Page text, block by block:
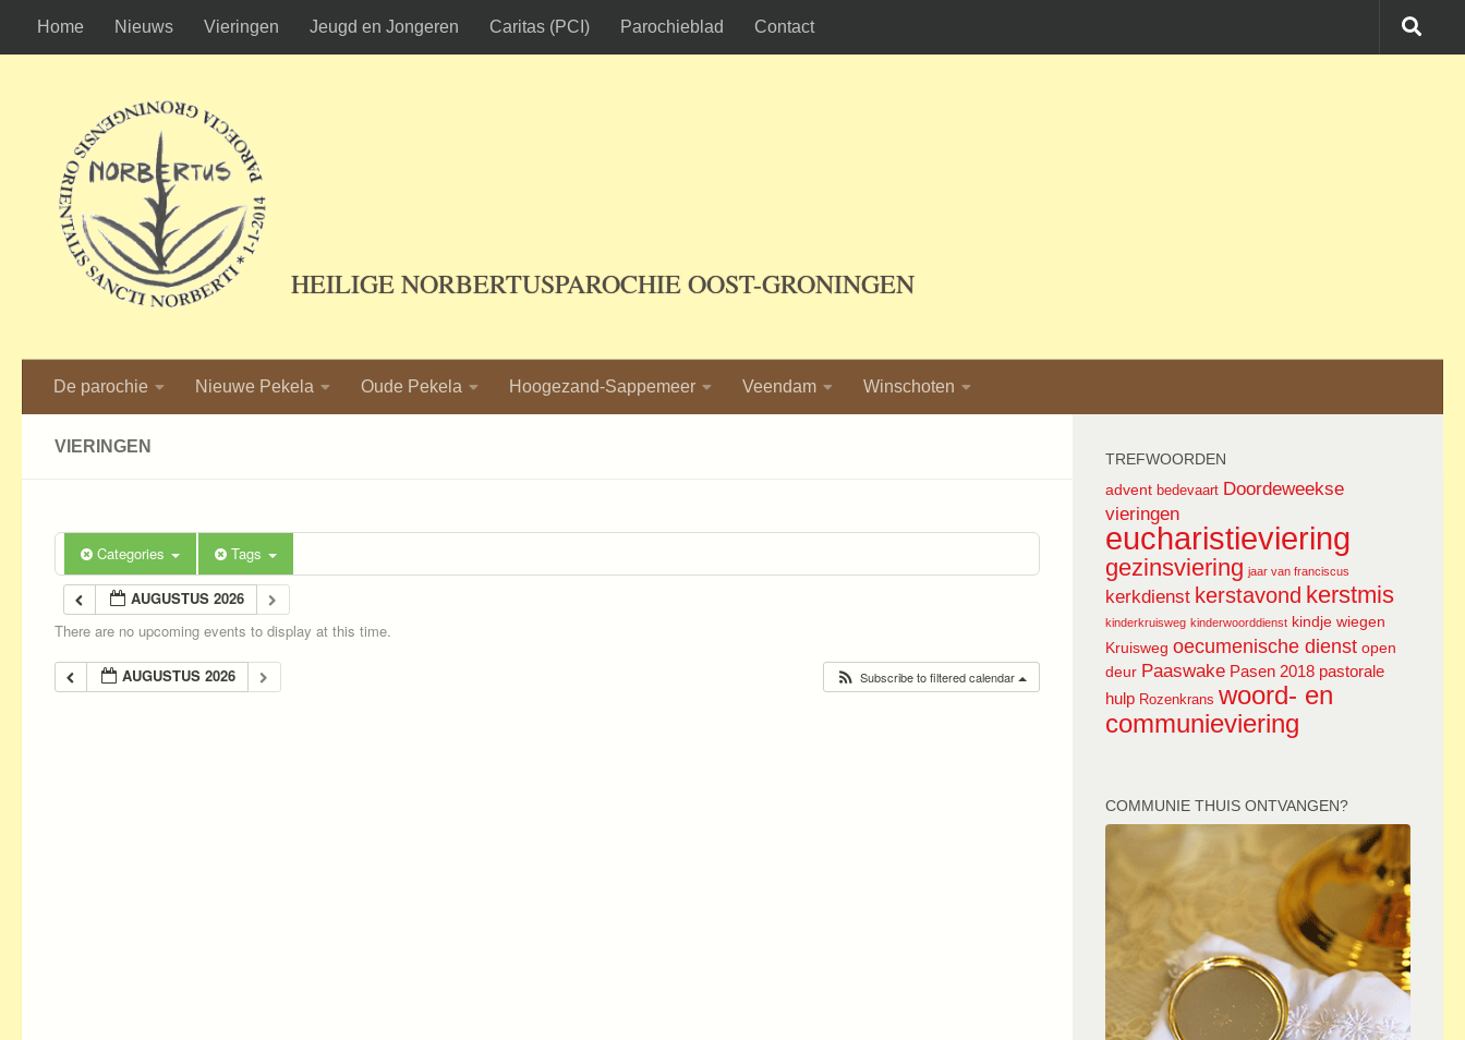
Ga naar de inhoud
Home Nieuws Vieringen Jeugd en Jongeren Caritas (PCI) Parochieblad Contact
HEILIGE NORBERTUSPAROCHIE OOST-GRONINGEN
De parochie Nieuwe Pekela Oude Pekela Hoogezand-Sappemeer Veendam Winschoten
VIERINGEN
Categories Tags
AUGUSTUS 2026
There are no upcoming events to display at this time.
AUGUSTUS 2026 Subscribe to filtered calendar
TREFWOORDEN
advent bedevaart Doordeweekse
vieringen
eucharistieviering
gezinsviering jaar van franciscus
kerkdienst kerstavond kerstmis
kinderkruisweg kinderwoorddienst kindje wiegen
Kruisweg oecumenische dienst open
deur Paaswake Pasen 2018 pastorale
hulp Rozenkrans woord- en
communieviering
COMMUNIE THUIS ONTVANGEN?